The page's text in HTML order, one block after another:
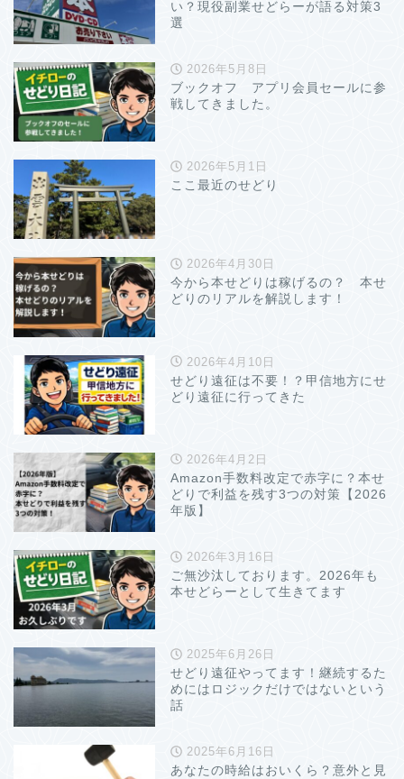
い？現役副業せどらーが語る対策3
選
2026年5月8日
ブックオフ アプリ会員セールに参
戦してきました。
2026年5月1日
ここ最近のせどり
2026年4月30日
今から本せどりは稼げるの？ 本せ
どりのリアルを解説します！
2026年4月10日
せどり遠征は不要！？甲信地方にせ
どり遠征に行ってきた
2026年4月2日
Amazon手数料改定で赤字に？本せ
どりで利益を残す3つの対策【2026
年版】
2026年3月16日
ご無沙汰しております。2026年も
本せどらーとして生きてます
2025年6月26日
せどり遠征やってます！継続するた
めにはロジックだけではないという
話
2025年6月16日
あなたの時給はおいくら？意外と見